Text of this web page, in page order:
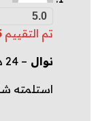
5.0
تم التقييم
نوال – 24 ديسمبر 2023
استلمته